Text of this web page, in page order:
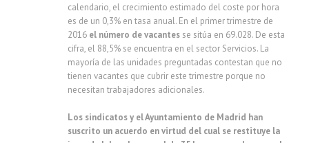
calendario, el crecimiento estimado del coste por hora
es de un 0,3% en tasa anual. En el primer trimestre de
2016 el número de vacantes se sitúa en 69.028. De esta
cifra, el 88,5% se encuentra en el sector Servicios. La
mayoría de las unidades preguntadas contestan que no
tienen vacantes que cubrir este trimestre porque no
necesitan trabajadores adicionales.
Los sindicatos y el Ayuntamiento de Madrid han
suscrito un acuerdo en virtud del cual se restituye la